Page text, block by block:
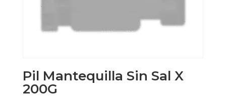
Pil Mantequilla Sin Sal X
200G